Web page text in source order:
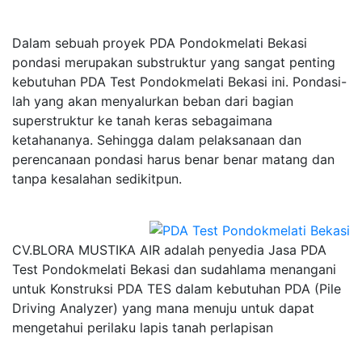
Dalam sebuah proyek PDA Pondokmelati Bekasi
pondasi merupakan substruktur yang sangat penting
kebutuhan PDA Test Pondokmelati Bekasi ini. Pondasi-
lah yang akan menyalurkan beban dari bagian
superstruktur ke tanah keras sebagaimana
ketahananya. Sehingga dalam pelaksanaan dan
perencanaan pondasi harus benar benar matang dan
tanpa kesalahan sedikitpun.
CV.BLORA MUSTIKA AIR adalah penyedia Jasa PDA
Test Pondokmelati Bekasi dan sudahlama menangani
untuk Konstruksi PDA TES dalam kebutuhan PDA (Pile
Driving Analyzer) yang mana menuju untuk dapat
mengetahui perilaku lapis tanah perlapisan